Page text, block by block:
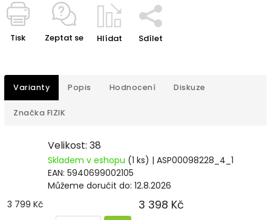
Tisk Zeptat se Hlídat Sdílet
Varianty Popis Hodnocení Diskuze
Značka FIZIK
Velikost: 38
Skladem v eshopu (1 ks) | ASP00098228_4_1
EAN: 5940699002105
Můžeme doručit do: 12.8.2026
3 799 Kč
3 398 Kč